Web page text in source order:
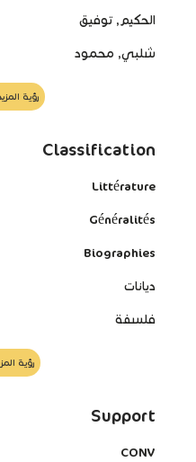
الحكيم, توفيق
شلبي, محمود
رؤية
Classification
Littérature
Généralités
Biographies
ديانات
فلسفة
رؤية
Support
CONV